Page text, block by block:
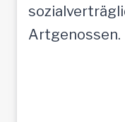
Artgenossen.